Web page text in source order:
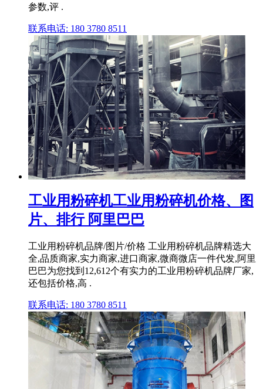
参数,评 .
联系电话: 180 3780 8511
工业用粉碎机工业用粉碎机价格、图
片、排行 阿里巴巴
工业用粉碎机品牌/图片/价格 工业用粉碎机品牌精选大
全,品质商家,实力商家,进口商家,微商微店一件代发,阿里
巴巴为您找到12,612个有实力的工业用粉碎机品牌厂家,
还包括价格,高 .
联系电话: 180 3780 8511